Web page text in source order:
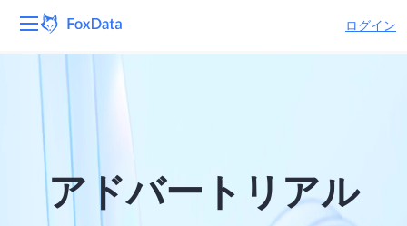
ログイン
プラットフォーム
ソリューション
リソース
アドバートリアル